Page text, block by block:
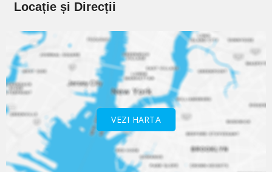
Locație și Direcții
VEZI HARTA